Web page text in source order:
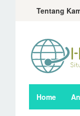
LoncatTentang
Home